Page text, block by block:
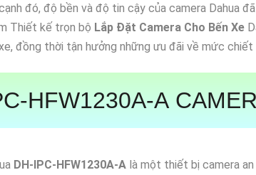
đó, độ bền và độ tin cậy của camera Dahua
Thiết kế trọn bộ Lắp Đặt Camera Cho Bến Xe
đồng thời tận hưởng những ưu đãi về mức
HFW1230A-A
DH-IPC-HFW1230A-A là một thiết bị camera